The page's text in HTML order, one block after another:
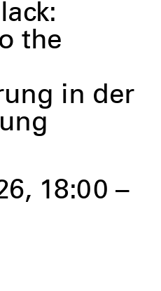
the
in der
18:00 –